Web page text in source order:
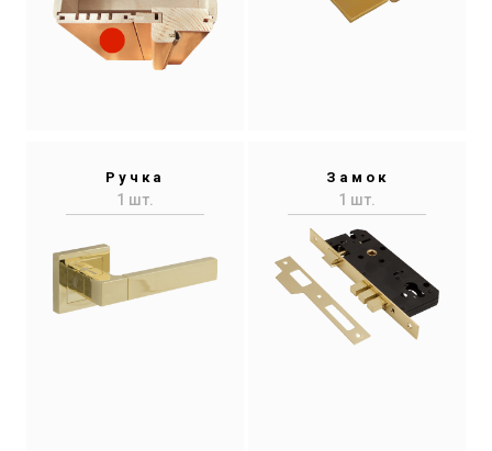
Ручка
1 шт.
Замок
1 шт.